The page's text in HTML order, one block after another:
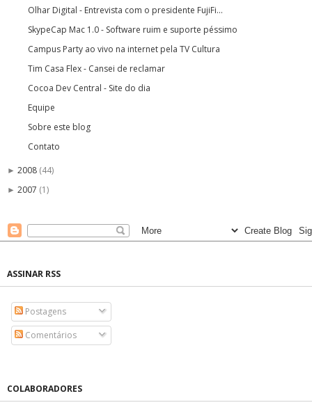
Olhar Digital - Entrevista com o presidente FujiFi...
SkypeCap Mac 1.0 - Software ruim e suporte péssimo
Campus Party ao vivo na internet pela TV Cultura
Tim Casa Flex - Cansei de reclamar
Cocoa Dev Central - Site do dia
Equipe
Sobre este blog
Contato
► 2008 (44)
► 2007 (1)
ASSINAR RSS
Postagens
Comentários
COLABORADORES